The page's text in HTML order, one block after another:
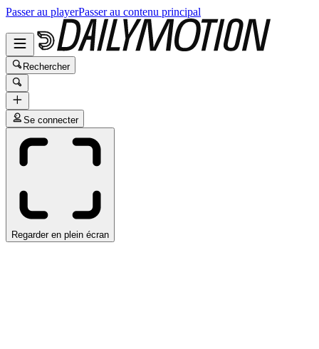
Passer au playerPasser au contenu principal
Rechercher
Se connecter
Regarder en plein écran